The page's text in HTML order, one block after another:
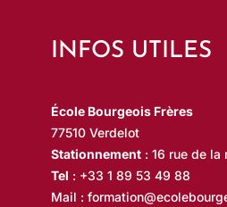
INFOS UTILES
École Bourgeois Frères
77510 Verdelot
Stationnement: 16 rue de la
Tel : +33 1 89 53 49 88
Mail :